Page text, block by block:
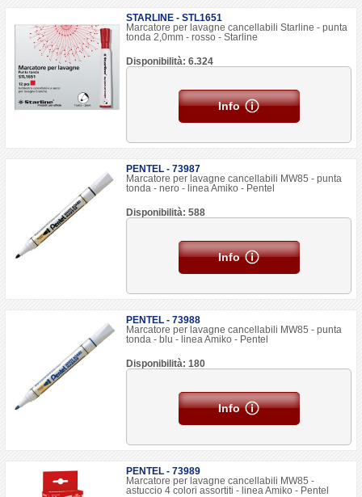
STARLINE - STL1651
Marcatore per lavagne cancellabili Starline - punta
tonda 2,0mm - rosso - Starline
Disponibilità: 6.324
Info
PENTEL - 73987
Marcatore per lavagne cancellabili MW85 - punta
tonda - nero - linea Amiko - Pentel
Disponibilità: 588
Info
PENTEL - 73988
Marcatore per lavagne cancellabili MW85 - punta
tonda - blu - linea Amiko - Pentel
Disponibilità: 180
Info
PENTEL - 73989
Marcatore per lavagne cancellabili MW85 -
astuccio 4 colori assortiti - linea Amiko - Pentel